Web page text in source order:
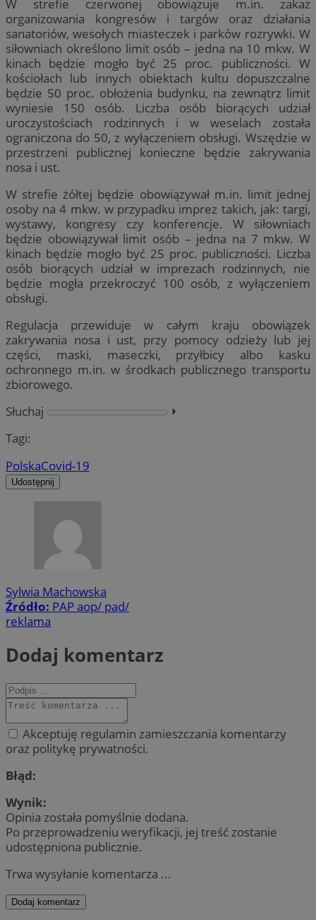
W strefie czerwonej obowiązuje m.in. zakaz
organizowania kongresów i targów oraz działania
sanatoriów, wesołych miasteczek i parków rozrywki. W
siłowniach określono limit osób – jedna na 10 mkw. W
kinach będzie mogło być 25 proc. publiczności. W
kościołach lub innych obiektach kultu dopuszczalne
będzie 50 proc. obłożenia budynku, na zewnątrz limit
wyniesie 150 osób. Liczba osób biorących udział
uroczystościach rodzinnych i w weselach została
ograniczona do 50, z wyłączeniem obsługi. Wszędzie w
przestrzeni publicznej konieczne będzie zakrywania
nosa i ust.
W strefie żółtej będzie obowiązywał m.in. limit jednej
osoby na 4 mkw. w przypadku imprez takich, jak: targi,
wystawy, kongresy czy konferencje. W siłowniach
będzie obowiązywał limit osób – jedna na 7 mkw. W
kinach będzie mogło być 25 proc. publiczności. Liczba
osób biorących udział w imprezach rodzinnych, nie
będzie mogła przekroczyć 100 osób, z wyłączeniem
obsługi.
Regulacja przewiduje w całym kraju obowiązek
zakrywania nosa i ust, przy pomocy odzieży lub jej
części, maski, maseczki, przyłbicy albo kasku
ochronnego m.in. w środkach publicznego transportu
zbiorowego.
Słuchaj
⏵︎
Tagi:
PolskaCovid-19
Udostępnij
Sylwia Machowska
Źródło: PAP aop/ pad/
reklama
Dodaj komentarz
Akceptuję regulamin zamieszczania komentarzy
oraz politykę prywatności.
Błąd:
Wynik:
Opinia została pomyślnie dodana.
Po przeprowadzeniu weryfikacji, jej treść zostanie
udostępniona publicznie.
Trwa wysyłanie komentarza ...
Dodaj komentarz